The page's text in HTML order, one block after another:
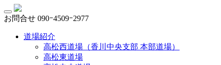
お問合せ 090ｰ4509ｰ2977
道場紹介
高松西道場（香川中央支部 本部道場）
高松東道場